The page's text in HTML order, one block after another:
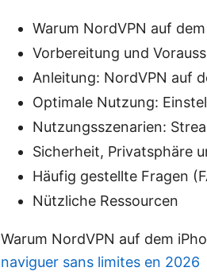
Warum NordVPN auf
Vorbereitung und
Anleitung: NordVPN auf
Optimale Nutzung:
Nutzungsszenarien:
Sicherheit, Privatsphäre
Häufig gestellte Fragen
Nützliche Ressourcen
Warum NordVPN auf dem
naviguer sans limites en 2026